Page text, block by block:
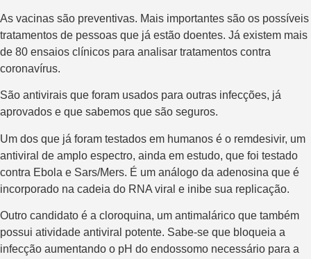
As vacinas são preventivas. Mais importantes são os possíveis
tratamentos de pessoas que já estão doentes. Já existem mais
de 80 ensaios clínicos para analisar tratamentos contra
coronavírus.
São antivirais que foram usados ​​para outras infecções, já
aprovados e que sabemos que são seguros.
Um dos que já foram testados em humanos é o remdesivir, um
antiviral de amplo espectro, ainda em estudo, que foi testado
contra Ebola e Sars/Mers. É um análogo da adenosina que é
incorporado na cadeia do RNA viral e inibe sua replicação.
Outro candidato é a cloroquina, um antimalárico que também
possui atividade antiviral potente. Sabe-se que bloqueia a
infecção aumentando o pH do endossomo necessário para a